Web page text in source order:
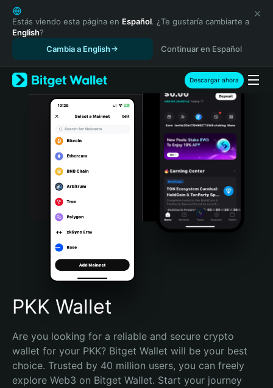
English
日本語
Tiếng Việt
Español (Latinoamérica)
Türkçe
Italiano
Português (Portugal)
Bahasa Indonesia
Português (Brasil)
Español (Argentina)
Estás viendo esta página en Español. ¿Te gustaría cambiarte a
English?
Cambia a English
Continuar en Español
Descargar ahora
PKK Wallet
Are you looking for a reliable and secure crypto
wallet for your PKK? Bitget Wallet will be your best
choice. Trusted by 40 million users, you can freely
explore Web3 on Bitget Wallet. Start your journey